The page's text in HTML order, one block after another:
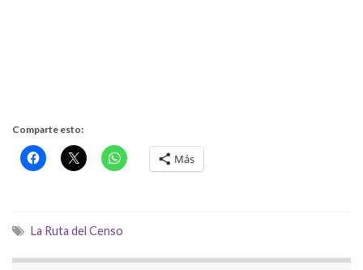
Comparte esto:
Más
La Ruta del Censo